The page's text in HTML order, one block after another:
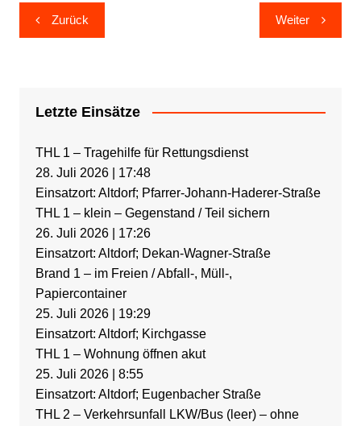
Beitragsnavigation
Zurück Weiter
Letzte Einsätze
THL 1 – Tragehilfe für Rettungsdienst
28. Juli 2026| 17:48
Einsatzort: Altdorf; Pfarrer-Johann-Haderer-Straße
THL 1 – klein – Gegenstand / Teil sichern
26. Juli 2026| 17:26
Einsatzort: Altdorf; Dekan-Wagner-Straße
Brand 1 – im Freien / Abfall-, Müll-,
Papiercontainer
25. Juli 2026| 19:29
Einsatzort: Altdorf; Kirchgasse
THL 1 – Wohnung öffnen akut
25. Juli 2026| 8:55
Einsatzort: Altdorf; Eugenbacher Straße
THL 2 – Verkehrsunfall LKW/Bus (leer) – ohne